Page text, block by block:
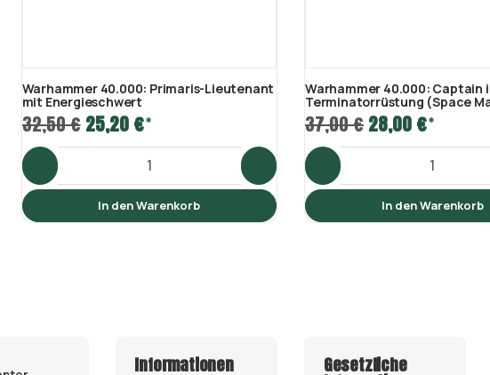
Warhammer 40.000: Primaris-Lieutenant
mit Energieschwert
32,50 € 25,20 €*
In den Warenkorb
Warhammer 40.000: Captain
Terminatorrüstung (Space
37,00 €28,00 €*
In den Warenkorb
Informationen Gesetzliche